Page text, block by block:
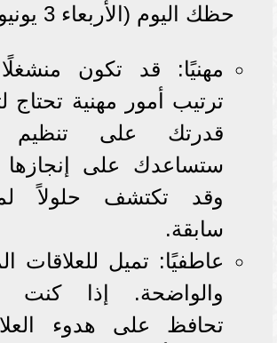
حظك اليوم (الأربعاء 3 يونيو):
مهنيًا: قد تكون منشغلًا
ترتيب أمور مهنية تحتاج
قدرتك على تنظيم
ستساعدك على إنجازها
وقد تكتشف حلولاً
سابقة.
عاطفيًا: تميل للعلاقات
والواضحة. إذا كنت
تحافظ على هدوء